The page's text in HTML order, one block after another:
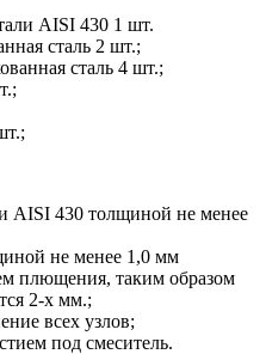
AISI 430 1 шт.
сталь 2 шт.;
сталь 4 шт.;
AISI 430 толщиной не менее
не менее 1,0 мм
плющения, таким образом
2-х мм.;
всех узлов;
под смеситель.